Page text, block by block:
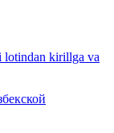
lotindan kirillga va